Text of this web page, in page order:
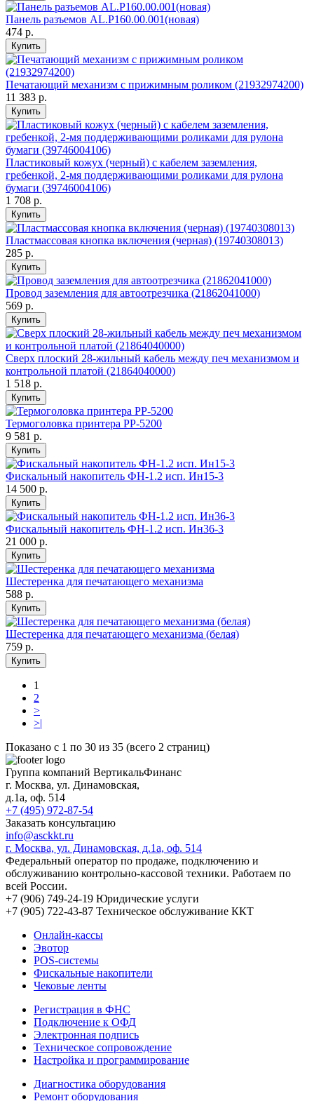
Панель разъемов AL.P160.00.001(новая)
474 р.
Купить
Печатающий механизм c прижимным роликом (21932974200)
11 383 р.
Купить
Пластиковый кожух (черный) с кабелем заземления,
гребенкой, 2-мя поддерживающими роликами для рулона
бумаги (39746004106)
1 708 р.
Купить
Пластмассовая кнопка включения (черная) (19740308013)
285 р.
Купить
Провод заземления для автоотрезчика (21862041000)
569 р.
Купить
Сверх плоский 28-жильный кабель между печ механизмом и
контрольной платой (21864040000)
1 518 р.
Купить
Термоголовка принтера PP-5200
9 581 р.
Купить
Фискальный накопитель ФН-1.2 исп. Ин15-3
14 500 р.
Купить
Фискальный накопитель ФН-1.2 исп. Ин36-3
21 000 р.
Купить
Шестеренка для печатающего механизма
588 р.
Купить
Шестеренка для печатающего механизма (белая)
759 р.
Купить
1
2
>
>|
Показано с 1 по 30 из 35 (всего 2 страниц)
Группа компаний ВертикальФинанс
г. Москва, ул. Динамовская,
д.1а, оф. 514
+7 (495) 972-87-54
Заказать консультацию
info@asckkt.ru
г. Москва, ул. Динамовская, д.1а, оф. 514
Федеральный оператор по продаже, подключению и
обслуживанию контрольно-кассовой техники. Работаем по
всей России.
+7 (906) 749-24-19 Юридические услуги
+7 (905) 722-43-87 Техническое обслуживание ККТ
Онлайн-кассы
Эвотор
POS-системы
Фискальные накопители
Чековые ленты
Регистрация в ФНС
Подключение к ОФД
Электронная подпись
Техническое сопровождение
Настройка и программирование
Диагностика оборудования
Ремонт оборудования